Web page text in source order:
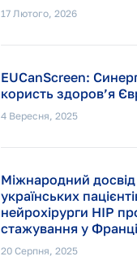
17 Лютого, 2026
EUCanScreen:
користь здоров’я
4 Вересня, 2025
Міжнародний
українських
нейрохірурги НІР
стажування у
20 Серпня, 2025